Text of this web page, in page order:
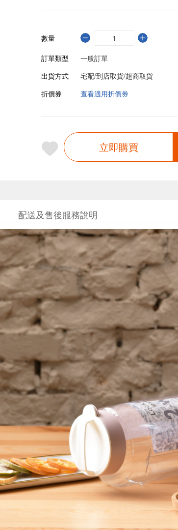
數量
訂單類型
一般訂單
出貨方式
宅配/到店取貨/超商取貨
折價券
查看適用折價券
立即購買
配送及售後服務說明